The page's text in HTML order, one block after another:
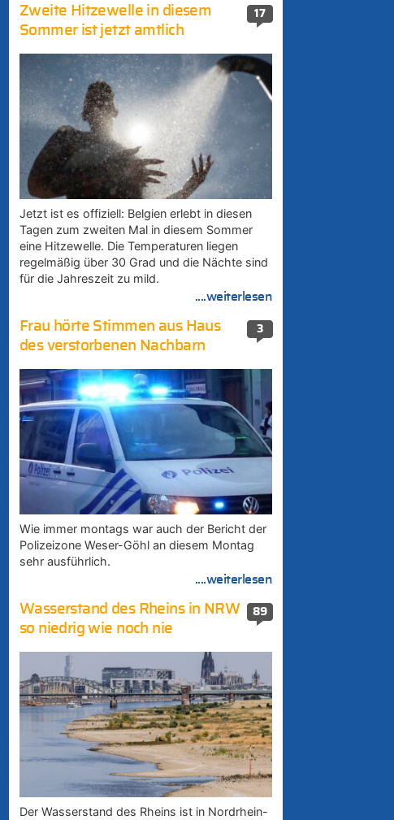
17
Zweite Hitzewelle in diesem
Sommer ist jetzt amtlich
Jetzt ist es offiziell: Belgien erlebt in diesen
Tagen zum zweiten Mal in diesem Sommer
eine Hitzewelle. Die Temperaturen liegen
regelmäßig über 30 Grad und die Nächte sind
für die Jahreszeit zu mild.
....weiterlesen
3
Frau hörte Stimmen aus Haus
des verstorbenen Nachbarn
Wie immer montags war auch der Bericht der
Polizeizone Weser-Göhl an diesem Montag
sehr ausführlich.
....weiterlesen
89
Wasserstand des Rheins in NRW
so niedrig wie noch nie
Der Wasserstand des Rheins ist in Nordrhein-